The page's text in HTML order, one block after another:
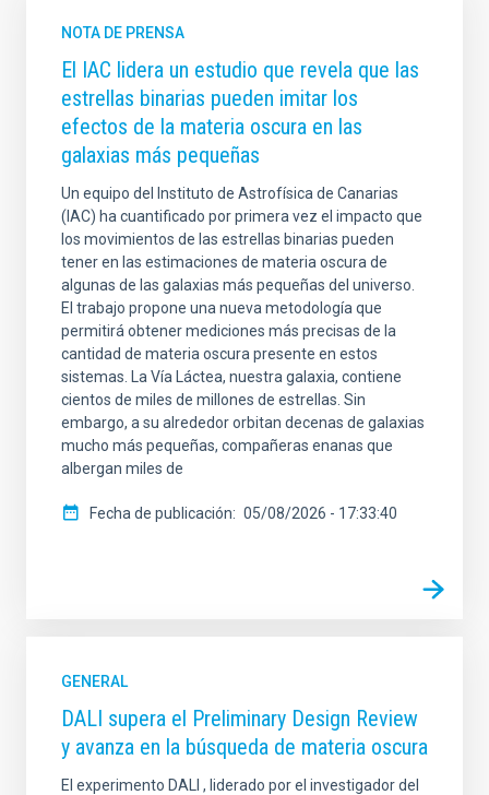
TEMÁTICA
ÁMBITO
LÍNEAS DE INVESTIGACIÓN
FECHA DE PUBLICACIÓN
ORDENADO POR ORDEN
NOTA DE PRENSA
El IAC lidera un estudio que revela que las
estrellas binarias pueden imitar los
efectos de la materia oscura en las
galaxias más pequeñas
Un equipo del Instituto de Astrofísica de Canarias
(IAC) ha cuantificado por primera vez el impacto que
los movimientos de las estrellas binarias pueden
tener en las estimaciones de materia oscura de
algunas de las galaxias más pequeñas del universo.
El trabajo propone una nueva metodología que
permitirá obtener mediciones más precisas de la
cantidad de materia oscura presente en estos
sistemas. La Vía Láctea, nuestra galaxia, contiene
cientos de miles de millones de estrellas. Sin
embargo, a su alrededor orbitan decenas de galaxias
mucho más pequeñas, compañeras enanas que
albergan miles de
Fecha de publicación 05/08/2026 - 17:33:40
GENERAL
DALI supera el Preliminary Design Review
y avanza en la búsqueda de materia oscura
El experimento DALI , liderado por el investigador del